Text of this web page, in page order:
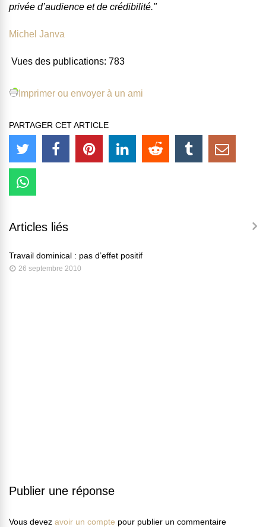
privée d’audience et de crédibilité."
Michel Janva
Vues des publications: 783
Imprimer ou envoyer à un ami
PARTAGER CET ARTICLE
Articles liés
Travail dominical : pas d’effet positif
26 septembre 2010
Publier une réponse
Vous devez avoir un compte pour publier un commentaire